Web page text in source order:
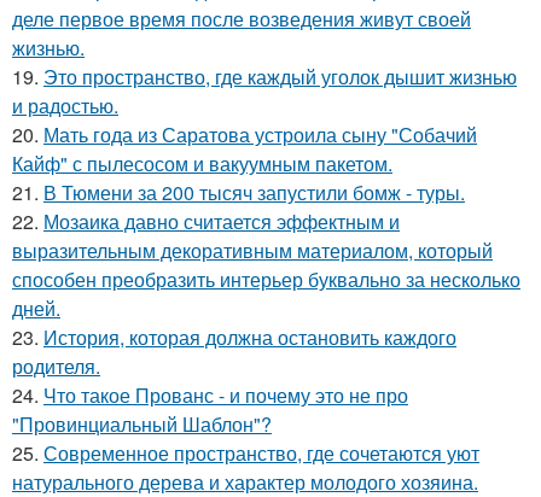
деле первое время после возведения живут своей
жизнью.
19. Это пространство, где каждый уголок дышит жизнью
и радостью.
20. Мать года из Саратова устроила сыну "Собачий
Кайф" с пылесосом и вакуумным пакетом.
21. В Тюмени за 200 тысяч запустили бомж - туры.
22. Мозаика давно считается эффектным и
выразительным декоративным материалом, который
способен преобразить интерьер буквально за несколько
дней.
23. История, которая должна остановить каждого
родителя.
24. Что такое Прованс - и почему это не про
"Провинциальный Шаблон"?
25. Современное пространство, где сочетаются уют
натурального дерева и характер молодого хозяина.